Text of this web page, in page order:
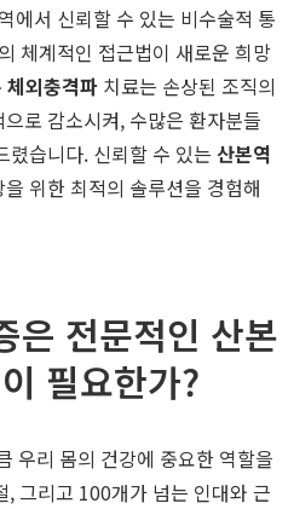
에서 신뢰할 수 있는 비수술적 통
체계적인 접근법이 새로운 희망
체외충격파 치료는 손상된 조직의
로 감소시켜, 수많은 환자분들
렸습니다. 신뢰할 수 있는 산본역
위한 최적의 솔루션을 경험해
은 전문적인 산본
필요한가?
우리 몸의 건강에 중요한 역할을
그리고 100개가 넘는 인대와 근